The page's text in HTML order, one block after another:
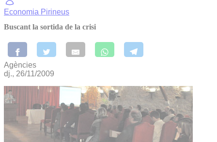
Economia Pirineus
Buscant la sortida de la crisi
Agències
dj., 26/11/2009